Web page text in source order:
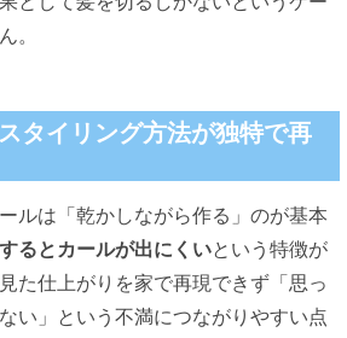
。
タイリング方法が独特で再
ルは「乾かしながら作る」のが基本
るとカールが出にくいという特徴が
た仕上がりを家で再現できず「思っ
い」という不満につながりやすい点